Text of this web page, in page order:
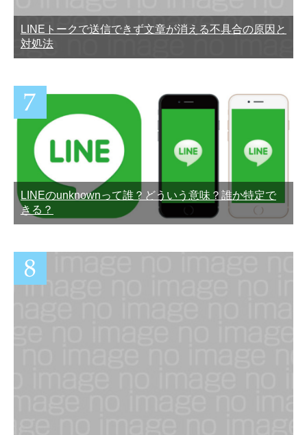
LINEトークで送信できず文章が消える不具合の原因と
対処法
LINEのunknownって誰？どういう意味？誰か特定で
きる？